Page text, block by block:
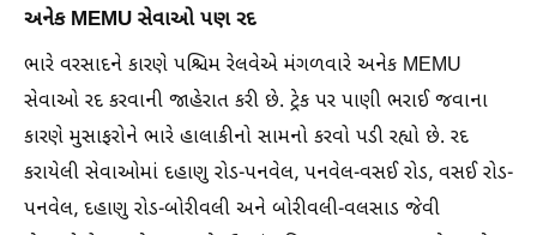
અનેક MEMU સેવાઓ પણ રદ
ભારે વરસાદને કારણે પશ્ચિમ રેલવેએ મંગળવારે અનેક MEMU
સેવાઓ રદ કરવાની જાહેરાત કરી છે. ટ્રેક પર પાણી ભરાઈ જવાના
કારણે મુસાફરોને ભારે હાલાકીનો સામનો કરવો પડી રહ્યો છે. રદ
કરાયેલી સેવાઓમાં દહાણુ રોડ-પનવેલ, પનવેલ-વસઈ રોડ, વસઈ રોડ-
પનવેલ, દહાણુ રોડ-બોરીવલી અને બોરીવલી-વલસાડ જેવી